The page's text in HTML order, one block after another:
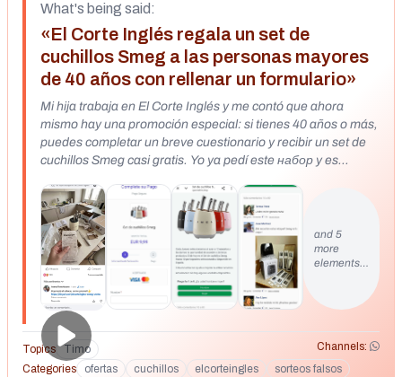
What's being said:
«El Corte Inglés regala un set de
cuchillos Smeg a las personas mayores
de 40 años con rellenar un formulario»
Mi hija trabaja en El Corte Inglés y me contó que ahora
mismo hay una promoción especial: si tienes 40 años o más,
puedes completar un breve cuestionario y recibir un set de
cuchillos Smeg casi gratis. Yo ya pedí este набор y es
No sé cuánto tiempo estará disponible esta oferta, así que
aprovéchala mientras aún esté vigente. Aquí está el enlace,
como prometí 👉 https://tinyurl.com/eIcorteingIes-smeg-
venta
and 5
more
elements…
Topics Timo
Channels:
Categories
ofertas cuchillos elcorteingles sorteos falsos